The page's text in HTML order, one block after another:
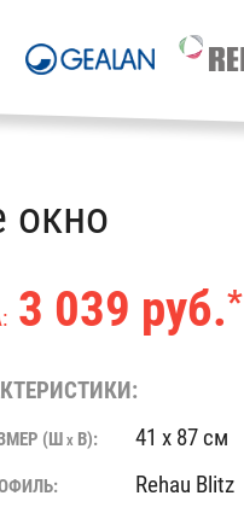
окно
3 039 руб.*
(ШX В): 41 x 87 см
Rehau Blitz